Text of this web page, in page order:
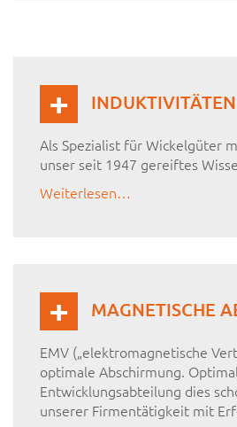
INDUKTIVITÄTEN
Als Spezialist für Wickelgüter
unser seit 1947 gereiftes
Weiterlesen…
MAGNETISCHE
EMV („elektromagnetische
optimale Abschirmung.
Entwicklungsabteilung dies
unserer Firmentätigkeit mit